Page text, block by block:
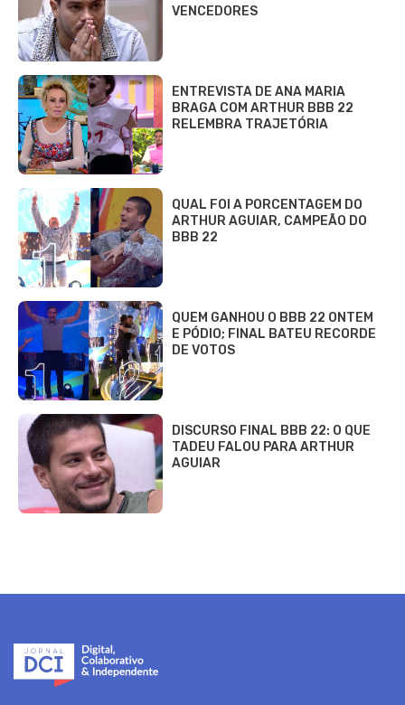
VENCEDORES
ENTREVISTA DE ANA MARIA
BRAGA COM ARTHUR BBB 22
RELEMBRA TRAJETÓRIA
QUAL FOI A PORCENTAGEM DO
ARTHUR AGUIAR, CAMPEÃO DO
BBB 22
QUEM GANHOU O BBB 22 ONTEM
E PÓDIO; FINAL BATEU RECORDE
DE VOTOS
DISCURSO FINAL BBB 22: O QUE
TADEU FALOU PARA ARTHUR
AGUIAR